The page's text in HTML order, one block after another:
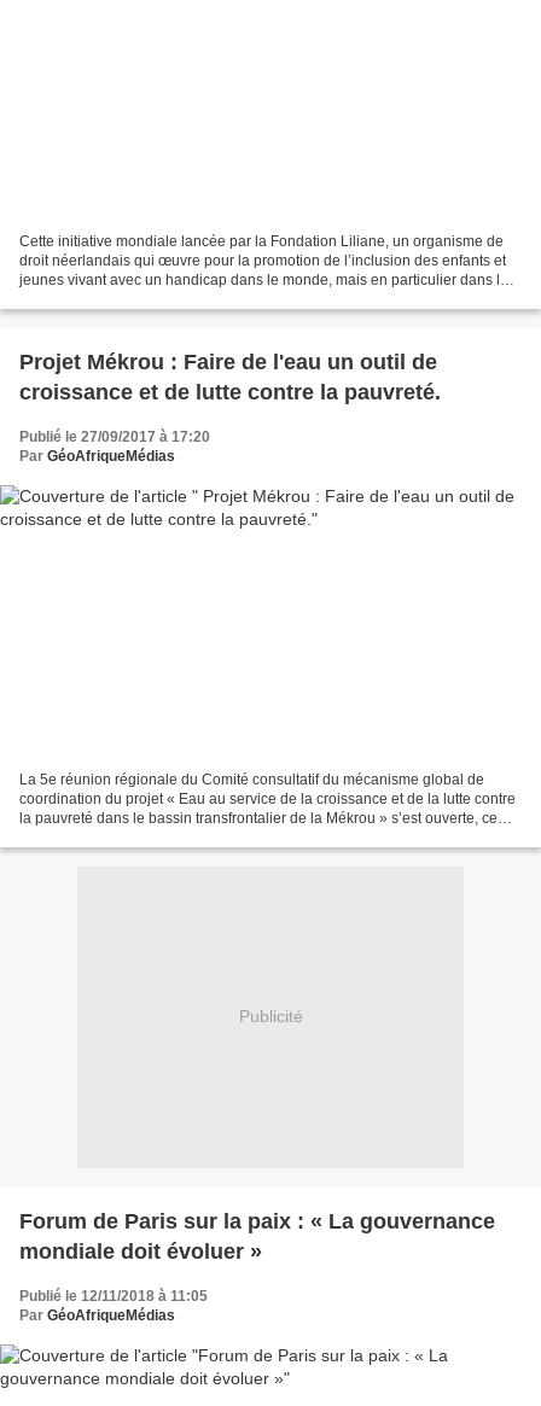
Cette initiative mondiale lancée par la Fondation Liliane, un organisme de
droit néerlandais qui œuvre pour la promotion de l’inclusion des enfants et
jeunes vivant avec un handicap dans le monde, mais en particulier dans les
Projet Mékrou : Faire de l'eau un outil de
croissance et de lutte contre la pauvreté.
Publié le 27/09/2017 à 17:20
Par GéoAfriqueMédias
La 5e réunion régionale du Comité consultatif du mécanisme global de
coordination du projet « Eau au service de la croissance et de la lutte contre
la pauvreté dans le bassin transfrontalier de la Mékrou » s’est ouverte, ce
Publicité
Forum de Paris sur la paix : « La gouvernance
mondiale doit évoluer »
Publié le 12/11/2018 à 11:05
Par GéoAfriqueMédias